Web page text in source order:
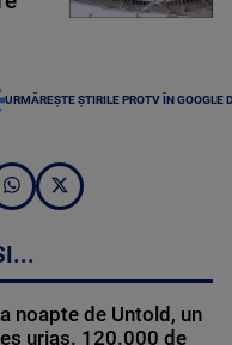
URMĂREȘTE ȘTIRILE PROTV ÎN GOOGLE
noapte de Untold, un
uriaș. 120.000 de